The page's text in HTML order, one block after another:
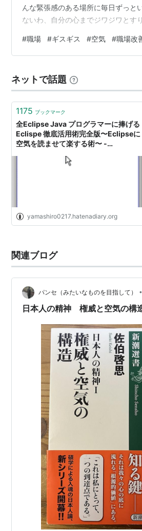
んな緊張感のある場所に毎日ずっと
ないわ、自分の心までジワジワとす
な職場全体の雰囲気を、ガラリと変
りません。 でも、自分の身の周りの
分自身のストレスがすーっと軽くな
かにあります。 今回は、なぜ職場が
のかその理由を紐解きながら、実際
#職場 #ギスギス #空気 #職場改
ネットで話題
1175 ブックマーク
全Eclipse Java プログラマーに捧げる
Eclispe 徹底活用術完全版〜Eclipseに
空気を読ませて楽する術〜 -
yamashiro0217.hatenadiary.org
関連ブログ
パンセ（みたいなものを目指して） •
日本人の精神 権威と空気の構